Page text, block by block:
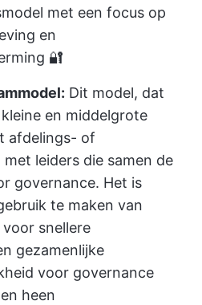
met een focus op
en
🔐
Dit model, dat
en middelgrote
afdelings- of
leiders die samen de
governance. Het is
te maken van
snellere
gezamenlijke
voor governance
heen